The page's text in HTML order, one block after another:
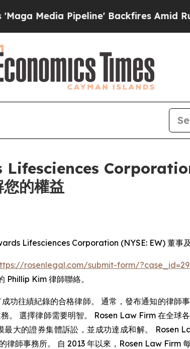
Media Pipeline' Backfires Amid
Lifesciences
的權益
Lifesciences Corporation (NYSE: EW) 董事及
rosenlegal.com/submit-form/
Phillip Kim 律師聯絡。
功往績紀錄的合格律師。 通常，發布通知的律師
。 選擇律師需要明智。 Rosen Law Firm 在全球
大的證券集體訴訟，並成功達成和解。 Rosen
師事務所。 自 2013 年以來，Rosen Law Firm